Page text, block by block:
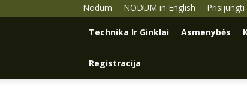
Nodum NODUM in English Prisijungti
Technika Ir Ginklai Asmenybės
Registracija